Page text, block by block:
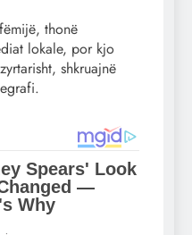
thonë
lokale, por kjo
shkruajnë